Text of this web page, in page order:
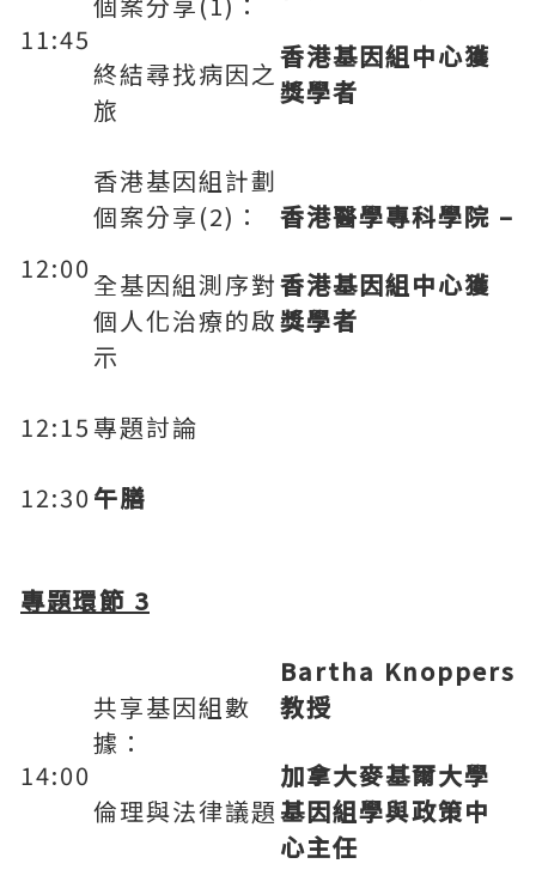
11:45
終結尋找病因之
旅
香港基因組中心獲
獎學者
12:00
香港基因組計劃
個案分享(2)：
全基因組測序對
個人化治療的啟
示
香港醫學專科學院 –
香港基因組中心獲
獎學者
12:15專題討論
12:30 午膳
專題環節 3
14:00
共享基因組數
據：
倫理與法律議題
Bartha Knoppers
教授
加拿大麥基爾大學
基因組學與政策中
心主任